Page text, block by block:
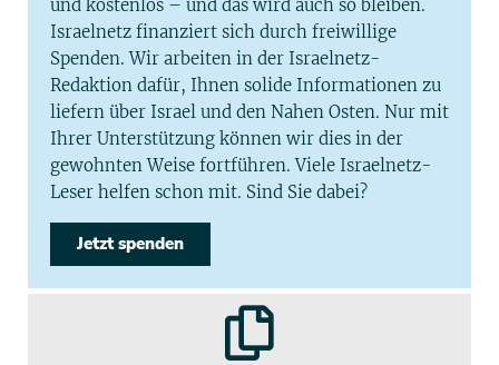
und kostenlos – und das wird auch so bleiben.
Israelnetz finanziert sich durch freiwillige
Spenden. Wir arbeiten in der Israelnetz-
Redaktion dafür, Ihnen solide Informationen zu
liefern über Israel und den Nahen Osten. Nur mit
Ihrer Unterstützung können wir dies in der
gewohnten Weise fortführen. Viele Israelnetz-
Leser helfen schon mit. Sind Sie dabei?
Jetzt spenden